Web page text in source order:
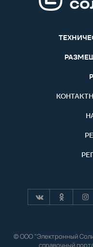
© ООО "Электронный
справочный